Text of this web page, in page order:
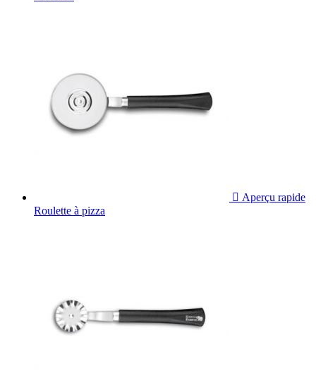
 Aperçu rapide
Roulette à pizza